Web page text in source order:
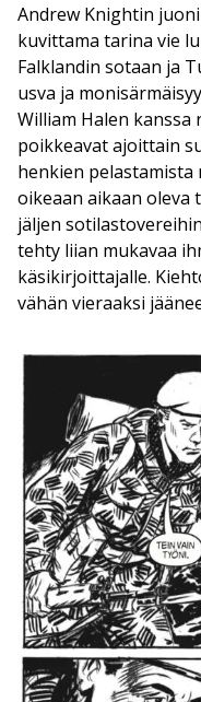
Andrew Knightin
kuvittama tarina vie
Falklandin sotaan ja
usva ja
William Halen
poikkeavat ajoittain
henkien pelastamista
oikeaan aikaan oleva
jäljen
tehty liian mukavaa
käsikirjoittajalle.
vähän vieraaksi